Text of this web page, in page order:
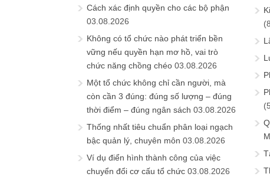
Cách xác định quyền cho các bộ phận
03.08.2026
Không có tổ chức nào phát triển bền
vững nếu quyền hạn mơ hồ, vai trò
chức năng chồng chéo 03.08.2026
Một tổ chức không chỉ cần người, mà
còn cần 3 đúng: đúng số lượng – đúng
thời điểm – đúng ngân sách 03.08.2026
Thống nhất tiêu chuẩn phân loại ngạch
bậc quản lý, chuyên môn 03.08.2026
Ví dụ điển hình thành công của việc
chuyển đổi cơ cấu tổ chức 03.08.2026